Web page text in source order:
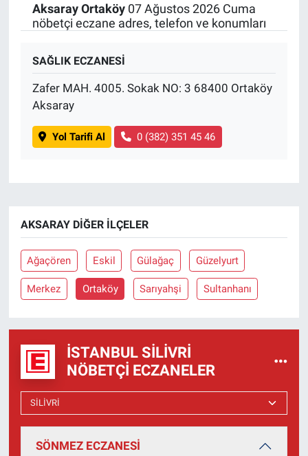
Aksaray Ortaköy07 Ağustos 2026 Cuma
nöbetçi eczane adres, telefon ve konumları
SAĞLIK ECZANESİ
Zafer MAH. 4005. Sokak NO: 3 68400 Ortaköy
Aksaray
Yol Tarifi Al 0 (382) 351 45 46
AKSARAY DIĞER İLÇELER
Ağaçören Eskil Gülağaç Güzelyurt
Merkez Ortaköy Sarıyahşi Sultanhanı
İSTANBUL SILIVRI
NÖBETÇI ECZANELER
SÖNMEZ ECZANESİ